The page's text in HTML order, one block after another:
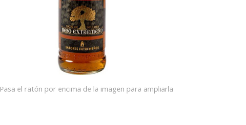
Pasa el ratón por encima de la imagen para ampliarla